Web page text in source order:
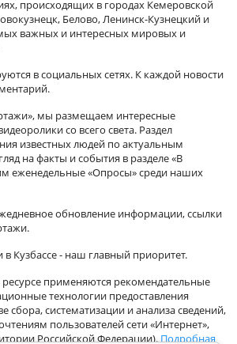
происходящих в городах Кемеровской
Белово, Ленинск-Кузнецкий и
важных и интересных мировых и
в социальных сетях. К каждой новости
мы размещаем интересные
со всего света. Раздел
известных людей по актуальным
на факты и события в разделе «В
еженедельные «Опросы» среди наших
обновление информации, ссылки
Кузбассе - наш главный приоритет.
применяются рекомендательные
технологии предоставления
сбора, систематизации и анализа сведений,
пользователей сети «Интернет»,
Российской Федерации).Подробная